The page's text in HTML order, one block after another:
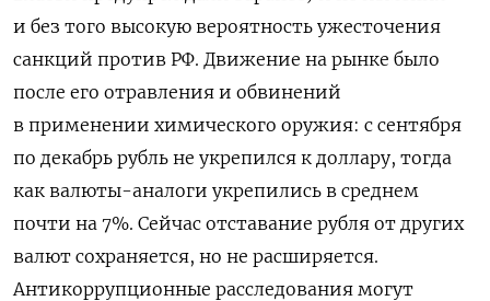
и без того высокую вероятность ужесточения
санкций против РФ. Движение на рынке было
после его отравления и обвинений
в применении химического оружия: с сентября
по декабрь рубль не укрепился к доллару, тогда
как валюты-аналоги укрепились в среднем
почти на 7%. Сейчас отставание рубля от других
валют сохраняется, но не расширяется.
Антикоррупционные расследования могут